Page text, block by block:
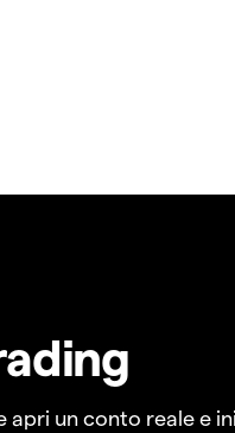
un conto reale e